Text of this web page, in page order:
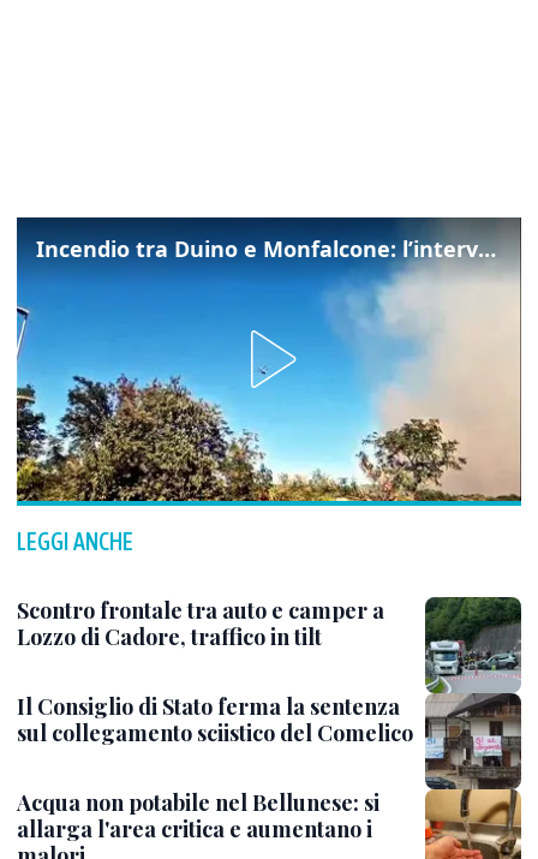
Incendio tra Duino e Monfalcone: l’intervento dei vigili del fuoco
LEGGI ANCHE
Scontro frontale tra auto e camper a
Lozzo di Cadore, traffico in tilt
Il Consiglio di Stato ferma la sentenza
sul collegamento sciistico del Comelico
Acqua non potabile nel Bellunese: si
allarga l'area critica e aumentano i